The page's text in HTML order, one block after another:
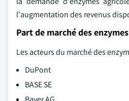
l'augmentation des revenus
Part de marché des
Les acteurs du marché des
DuPont
BASE SE